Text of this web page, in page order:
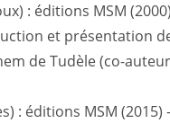
: éditions MSM
et présentation
de Tudèle (co-
: éditions MSM (2015)